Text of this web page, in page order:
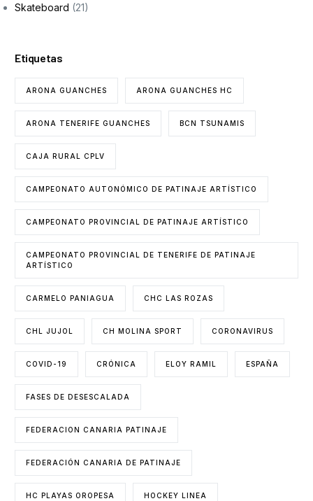
Skateboard (21)
Etiquetas
ARONA GUANCHES ARONA GUANCHES HC
ARONA TENERIFE GUANCHES BCN TSUNAMIS
CAJA RURAL CPLV
CAMPEONATO AUTONÓMICO DE PATINAJE ARTÍSTICO
CAMPEONATO PROVINCIAL DE PATINAJE ARTÍSTICO
CAMPEONATO PROVINCIAL DE TENERIFE DE PATINAJE
ARTÍSTICO
CARMELO PANIAGUA CHC LAS ROZAS
CHL JUJOL CH MOLINA SPORT CORONAVIRUS
COVID-19 CRÓNICA ELOY RAMIL ESPAÑA
FASES DE DESESCALADA
FEDERACION CANARIA PATINAJE
FEDERACIÓN CANARIA DE PATINAJE
HC PLAYAS OROPESA HOCKEY LINEA